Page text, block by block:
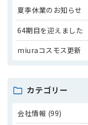
夏季休業のお知らせ
64期目を迎えました
miuraコスモス更新
カテゴリー
会社情報 (99)